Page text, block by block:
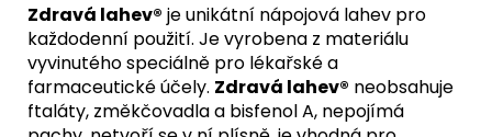
Zdravá lahev® je unikátní nápojová lahev pro
každodenní použití. Je vyrobena z materiálu
vyvinutého speciálně pro lékařské a
farmaceutické účely. Zdravá lahev® neobsahuje
ftaláty, změkčovadla a bisfenol A, nepojímá